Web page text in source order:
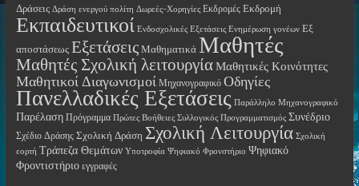
Δράσεις Δράση ενεργού πολίτη Δωρεές-Χορηγίες Εκδρομές Εκδρομή
Εκπαιδευτικοί Ενδοσχολικές Εξετάσεις Ενημέρωση γονέων Εξ
αποστάσεωςΕξετάσειςΜαθηματικάΜαθητές
Μαθητές Σχολική λειτουργίαΜαθητικές Κοινότητες
Μαθητικοί Διαγωνισμοί Μηχανογραφικό Οδηγίες
Πανελλαδικές Εξετάσεις Παράλληλο Μηχανογραφικό
Παρέλαση Πρόγραμμα Πρώτες Βοήθειες Συλλογικός Προγραμματισμός Συνέδριο
Σχέδιο Δράσης Σχολική Δράση Σχολική Λειτουργία Σχολική
εορτή Τράπεζα Θεμάτων Υποτροφία Ψηφιακό Φρονστήριο Ψηφιακό
Φροντιστήριο εγγραφές